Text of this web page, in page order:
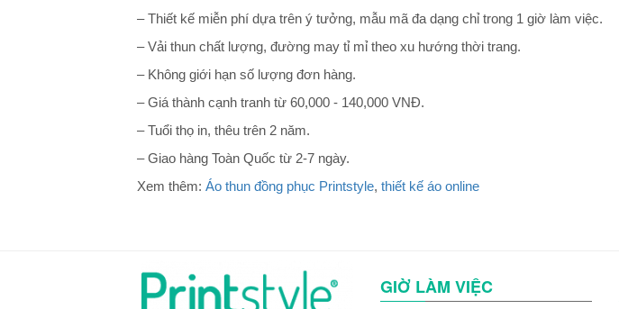
– Thiết kế miễn phí dựa trên ý tưởng, mẫu mã đa dạng chỉ trong 1 giờ làm việc.
– Vải thun chất lượng, đường may tỉ mỉ theo xu hướng thời trang.
– Không giới hạn số lượng đơn hàng.
– Giá thành cạnh tranh từ 60,000 - 140,000 VNĐ.
– Tuổi thọ in, thêu trên 2 năm.
– Giao hàng Toàn Quốc từ 2-7 ngày.
Xem thêm: Áo thun đồng phục Printstyle, thiết kế áo online
GIỜ LÀM VIỆC